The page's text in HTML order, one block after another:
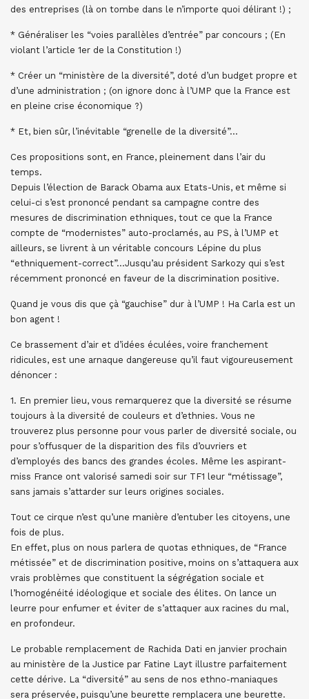
des entreprises (là on tombe dans le n’importe quoi délirant !) ;
* Généraliser les “voies parallèles d’entrée” par concours ; (En
violant l’article 1er de la Constitution !)
* Créer un “ministère de la diversité”, doté d’un budget propre et
d’une administration ; (on ignore donc à l’UMP que la France est
en pleine crise économique ?)
* Et, bien sûr, l’inévitable “grenelle de la diversité”…
Ces propositions sont, en France, pleinement dans l’air du
temps.
Depuis l’élection de Barack Obama aux Etats-Unis, et même si
celui-ci s’est prononcé pendant sa campagne contre des
mesures de discrimination ethniques, tout ce que la France
compte de “modernistes” auto-proclamés, au PS, à l’UMP et
ailleurs, se livrent à un véritable concours Lépine du plus
“ethniquement-correct”…Jusqu’au président Sarkozy qui s’est
récemment prononcé en faveur de la discrimination positive.
Quand je vous dis que çà “gauchise” dur à l’UMP ! Ha Carla est un
bon agent !
Ce brassement d’air et d’idées éculées, voire franchement
ridicules, est une arnaque dangereuse qu’il faut vigoureusement
dénoncer :
1. En premier lieu, vous remarquerez que la diversité se résume
toujours à la diversité de couleurs et d’ethnies. Vous ne
trouverez plus personne pour vous parler de diversité sociale, ou
pour s’offusquer de la disparition des fils d’ouvriers et
d’employés des bancs des grandes écoles. Même les aspirant-
miss France ont valorisé samedi soir sur TF1 leur “métissage”,
sans jamais s’attarder sur leurs origines sociales.
Tout ce cirque n’est qu’une manière d’entuber les citoyens, une
fois de plus.
En effet, plus on nous parlera de quotas ethniques, de “France
métissée” et de discrimination positive, moins on s’attaquera aux
vrais problèmes que constituent la ségrégation sociale et
l’homogénéité idéologique et sociale des élites. On lance un
leurre pour enfumer et éviter de s’attaquer aux racines du mal,
en profondeur.
Le probable remplacement de Rachida Dati en janvier prochain
au ministère de la Justice par Fatine Layt illustre parfaitement
cette dérive. La “diversité” au sens de nos ethno-maniaques
sera préservée, puisqu’une beurette remplacera une beurette.